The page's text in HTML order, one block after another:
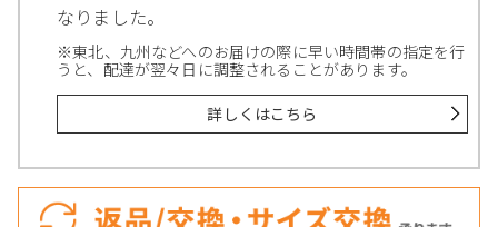
なりました。
※東北、九州などへのお届けの際に早い時間帯の指定を行
うと、配達が翌々日に調整されることがあります。
詳しくはこちら